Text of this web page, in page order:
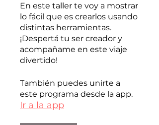
En este taller te voy a mostrar
lo fácil que es crearlos usando
distintas herramientas.
¡Despertá tu ser creador y
acompañame en este viaje
divertido!
También puedes unirte a
este programa desde la app.
Ir a la app